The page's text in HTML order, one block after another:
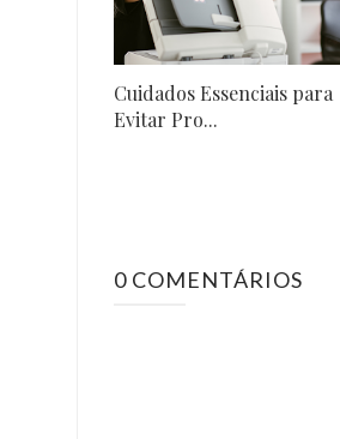
Cuidados Essenciais para
Evitar Pro...
0 COMENTÁRIOS